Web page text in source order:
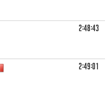
2:48:43
2:49:01